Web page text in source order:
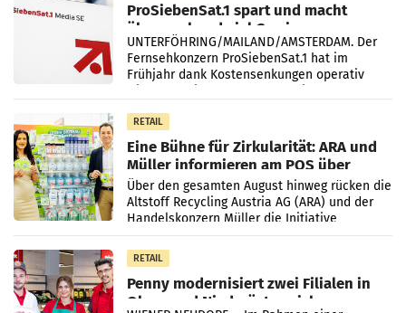
ProSiebenSat.1 spart und macht
überraschend viel Gewinn
UNTERFÖHRING/MAILAND/AMSTERDAM. Der
Fernsehkonzern ProSiebenSat.1 hat im
Frühjahr dank Kostensenkungen operativ
RETAIL
Eine Bühne für Zirkularität: ARA und
Müller informieren am POS über
Kreislauffähigkeit
Über den gesamten August hinweg rücken die
Altstoff Recycling Austria AG (ARA) und der
Handelskonzern Müller die Initiative
„Kreislauf-Helden“ in allen österreichischen
Müller-Filialen
RETAIL
Penny modernisiert zwei Filialen in
Ober- und Niederösterreich